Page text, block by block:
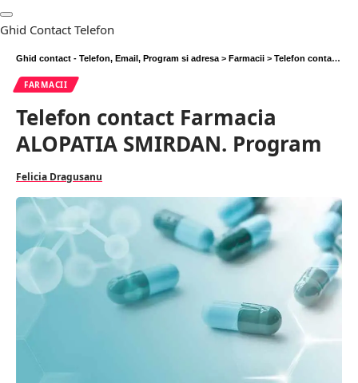
Ghid Contact Telefon
Ghid contact - Telefon, Email, Program si adresa > Farmacii > Telefon contact Farmacia ALOPATIA SMIRDAN. Program
FARMACII
Telefon contact Farmacia
ALOPATIA SMIRDAN. Program
Felicia Dragusanu